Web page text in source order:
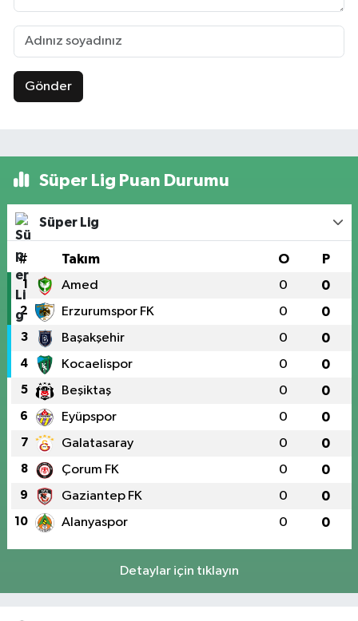
Gönder
Süper Lig Puan Durumu
Süper Lig
# Takım O P
1 Amed 0 0
2 Erzurumspor FK 0 0
3 Başakşehir 0 0
4 Kocaelispor 0 0
5 Beşiktaş 0 0
6 Eyüpspor 0 0
7 Galatasaray 0 0
8 Çorum FK 0 0
9 Gaziantep FK 0 0
10 Alanyaspor 0 0
Detaylar için tıklayın